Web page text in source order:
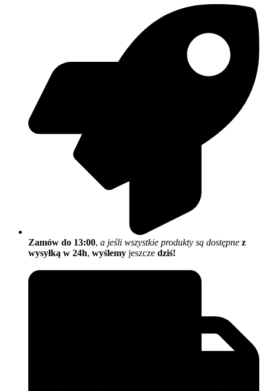
Zamów do 13:00, a jeśli wszystkie produkty są dostępne z
wysyłką w 24h, wyślemy jeszcze dziś!